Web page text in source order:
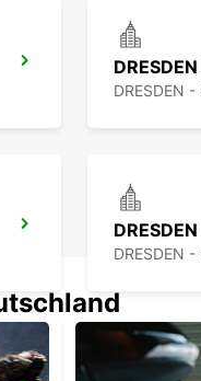
DRESDEN -
DRESDEN -